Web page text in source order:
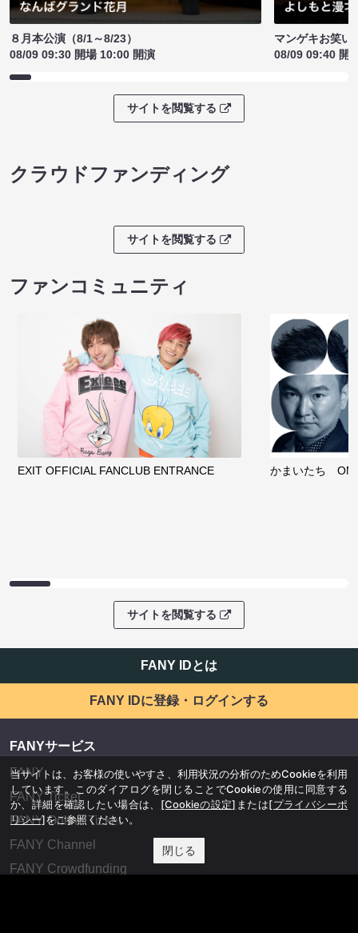
８月本公演（8/1～8/23）
08/09 09:30 開場 10:00 開演
マンゲキお笑い
08/09 09:40 開
サイトを閲覧する
クラウドファンディング
サイトを閲覧する
ファンコミュニティ
EXIT OFFICIAL FANCLUB ENTRANCE かまいたち
サイトを閲覧する
FANY IDとは
FANY IDに登録・ログインする
FANYサービス
FANY
FANY Ticket
FANY Online Ticket
FANY Channel
FANY Crowdfunding
当サイトは、お客様の使いやすさ、利用状況の分析のためCookieを利用
しています。このダイアログを閉じることでCookieの使用に同意する
か、詳細を確認したい場合は、 [Cookieの設定] または[プライバシーポ
リシー]をご参照ください。
閉じる